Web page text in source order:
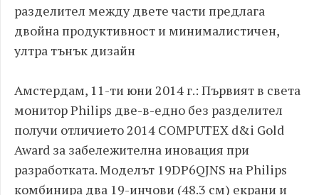
разделител между двете части предлага
двойна продуктивност и минималистичен,
ултра тънък дизайн
Амстердам, 11-ти юни 2014 г.: Първият в света
монитор Philips две-в-едно без разделител
получи отличието 2014 COMPUTEX d&i Gold
Award за забележителна иновация при
разработката. Моделът 19DP6QJNS на Philips
комбинира два 19-инчови (48.3 см) екрани и